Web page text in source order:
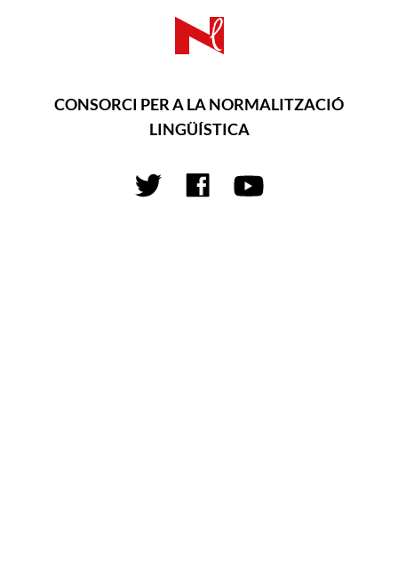
CONSORCI PER A LA NORMALITZACIÓ
LINGÜÍSTICA